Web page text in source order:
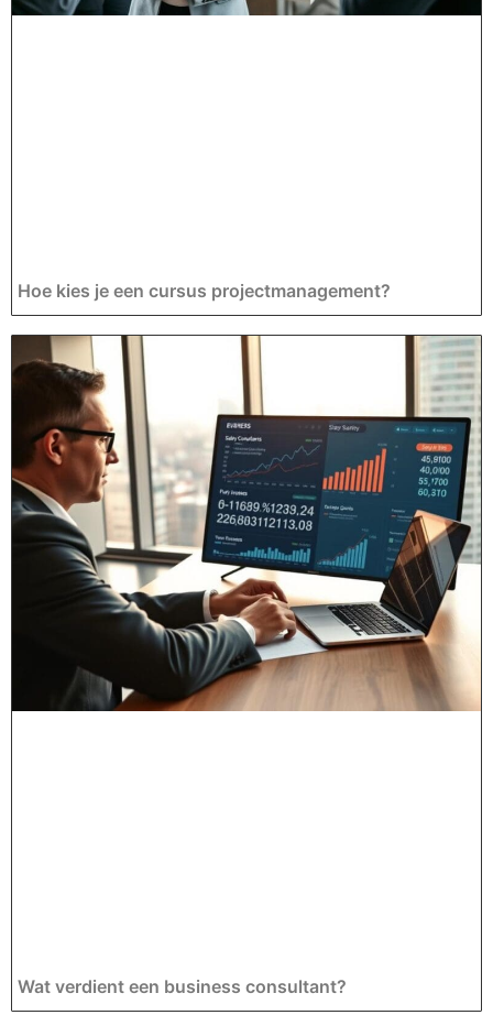
Hoe kies je een cursus projectmanagement?
Wat verdient een business consultant?